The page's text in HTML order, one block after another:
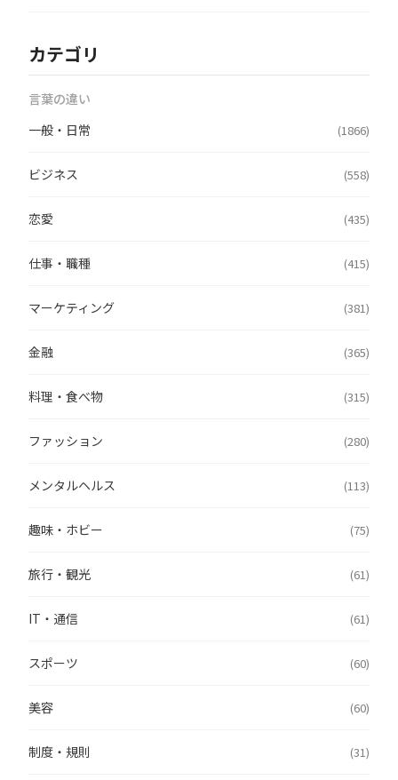
カテゴリ
言葉の違い
一般・日常
(1866)
ビジネス (558)
恋愛 (435)
仕事・職種 (415)
マーケティング (381)
金融 (365)
料理・食べ物 (315)
ファッション (280)
メンタルヘルス (113)
趣味・ホビー (75)
旅行・観光 (61)
IT・通信 (61)
スポーツ (60)
美容 (60)
制度・規則 (31)